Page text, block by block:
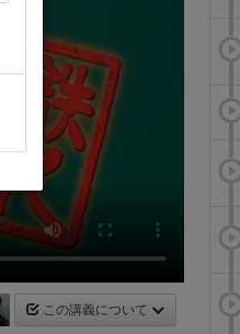
この講義について